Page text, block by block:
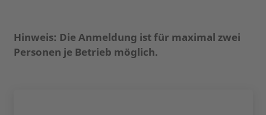
Hinweis: Die Anmeldung ist für maximal zwei
Personen je Betrieb möglich.